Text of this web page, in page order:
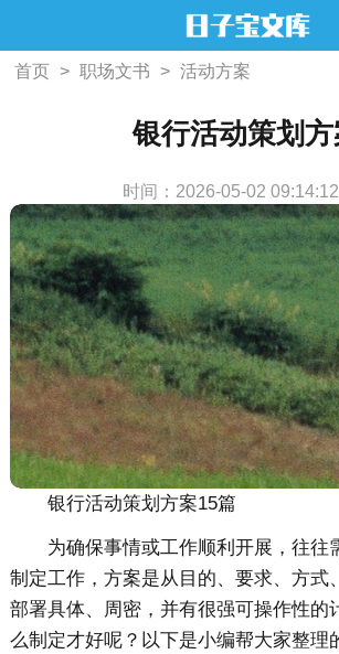
首页 > 职场文书 > 活动方案
银行活动策划
时间：2026-05-02 09:14:12
银行活动策划方案15篇
为确保事情或工作顺利开展，往往
制定工作，方案是从目的、要求、方式
部署具体、周密，并有很强可操作性的
么制定才好呢？以下是小编帮大家整理